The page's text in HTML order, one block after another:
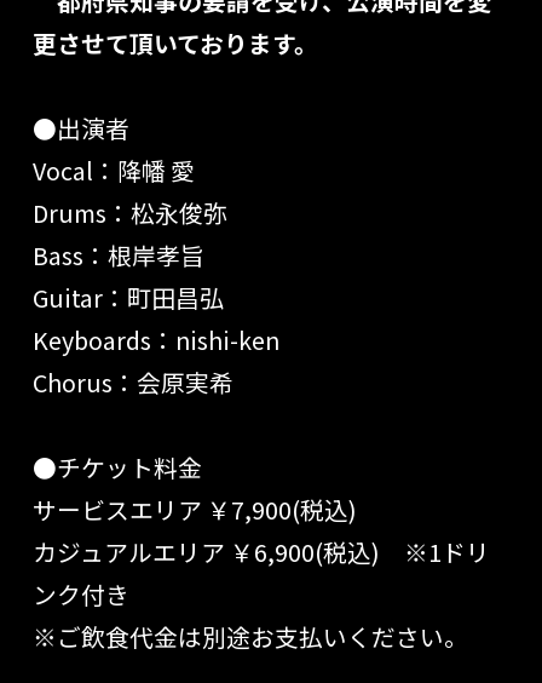
更させて頂いております。
●出演者
Vocal：降幡 愛
Drums：松永俊弥
Bass：根岸孝旨
Guitar：町田昌弘
Keyboards：nishi-ken
Chorus：会原実希
●チケット料金
サービスエリア ￥7,900(税込)
カジュアルエリア ￥6,900(税込) ※1ドリ
ンク付き
※ご飲食代金は別途お支払いください。